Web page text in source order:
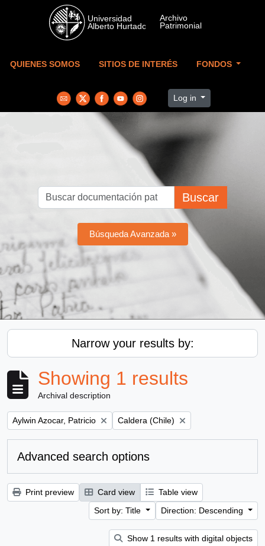
Skip to main content
QUIENES SOMOS SITIOS DE INTERÉS FONDOS
Log in
Buscar
Búsqueda Avanzada »
Narrow your results by:
Showing 1 results
Archival description
Remove filter:
Aylwin Azocar, Patricio Remove filter:
Caldera (Chile)
Advanced search options
Print preview Card view
Table view
Sort by: Title
Direction: Descending
Show 1 results with digital objects